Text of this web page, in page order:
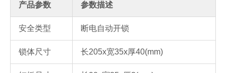
产品参数 参数描述
安全类型 断电自动开锁
锁体尺寸 长205x宽35x厚40(mm)